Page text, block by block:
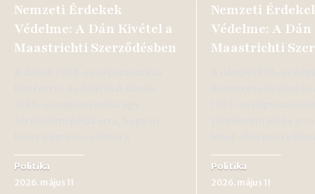
Nemzeti Érdekek
Védelme: A Dán Kivétel a
Maastrichti Szerződésben
Politika
2026. május 11
Nemzeti
Védelme: A
Maastrichti
Politika
2026. május 11